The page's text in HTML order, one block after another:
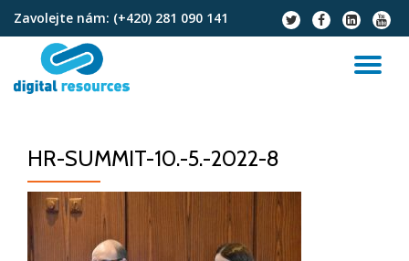
Přeskočit
obsah
Zavolejte nám: (+420) 281 090 141
fa-
twitter
fa-
facebook
fa-
linkedin-
square
fa-
HR-SUMMIT-10.-5.-2022-8